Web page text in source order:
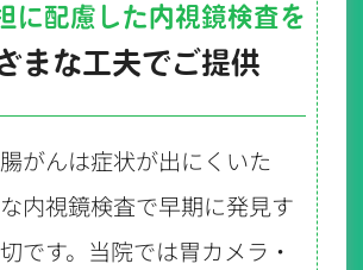
に配慮した内視鏡検査を
まな工夫でご提供
がんは症状が出にくいた
内視鏡検査で早期に発見す
です。当院では胃カメラ・